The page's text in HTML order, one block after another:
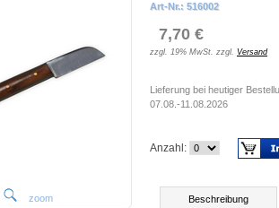
zoom
Art-Nr.: 516002
7,70 €
zzgl. 19% MwSt. zzgl. Versand
Lieferung bei heutiger
07.08.-11.08.2026
Anzahl:
Beschreibung